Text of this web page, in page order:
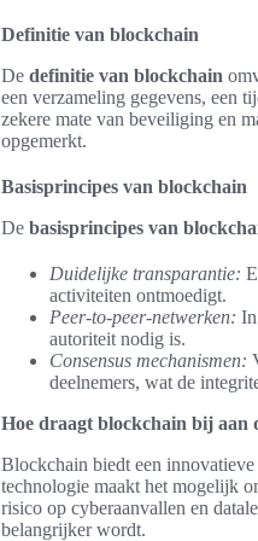
Definitie van blockchain
De definitie van blockchain
een verzameling gegevens, een
zekere mate van beveiliging en
opgemerkt.
Basisprincipes van blockchain
De basisprincipes van
Duidelijke transparantie:
activiteiten ontmoedigt.
Peer-to-peer-netwerken:
autoriteit nodig is.
Consensus mechanismen:
deelnemers, wat de
Hoe draagt blockchain bij aan
Blockchain biedt een
technologie maakt het mogelijk
risico op cyberaanvallen en
belangrijker wordt.